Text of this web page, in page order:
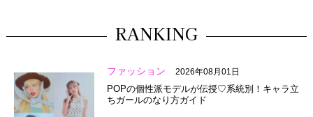
RANKING
ファッション 2026年08月01日
POPの個性派モデルが伝授♡系統別！キャラ立
ちガールのなり方ガイド